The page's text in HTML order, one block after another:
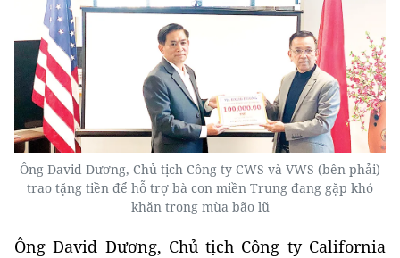
Ông David Dương, Chủ tịch Công ty CWS và VWS (bên phải)
trao tặng tiền để hỗ trợ bà con miền Trung đang gặp khó
khăn trong mùa bão lũ
Ông David Dương, Chủ tịch Công ty California